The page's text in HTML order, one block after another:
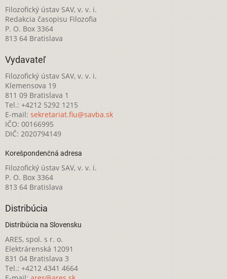
Filozofický ústav SAV, v. v. i.
Redakcia časopisu Filozofia
P. O. Box 3364
813 64 Bratislava
Vydavateľ
Filozofický ústav SAV, v. v. i.
Klemensova 19
811 09 Bratislava 1
Tel.: +4212 5292 1215
E-mail: sekretariat.fiu@savba.sk
IČO: 00166995
DIČ: 2020794149
Korešpondenčná adresa
Filozofický ústav SAV, v. v. i.
P. O. Box 3364
813 64 Bratislava
Distribúcia
Distribúcia na Slovensku
ARES, spol. s r. o.
Elektrárenská 12091
831 04 Bratislava 3
Tel.: +4212 4341 4664